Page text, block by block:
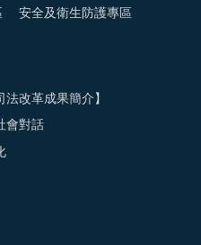
安全及衛生防護專區
法改革成果簡介】
會對話